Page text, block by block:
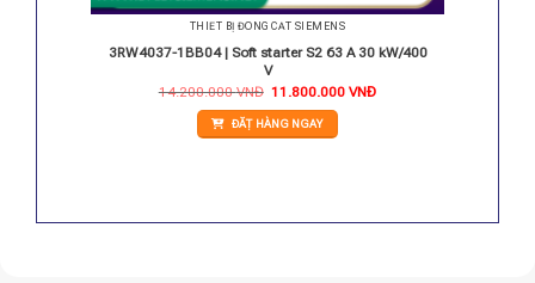
THIẾT BỊ ĐÓNG CẮT SIEMENS
3RW4037-1BB04 | Soft starter S2 63 A 30 kW/400
V
14.200.000VNĐ Giá
là:
14.200.000 VNĐ.
11.800.000VNĐGiá
ĐẶT HÀNG NGAY